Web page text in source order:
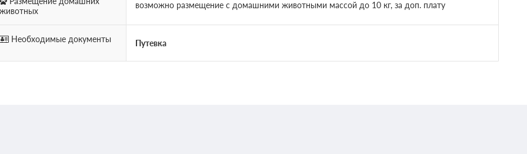
возможно размещение с домашними животными массой до 10 кг, за доп. плату
Необходимые документы Путевка